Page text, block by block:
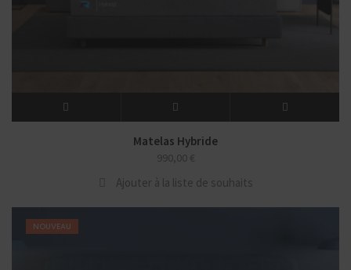
Matelas Hybride
990,00 €
Ajouter à la liste de souhaits
NOUVEAU